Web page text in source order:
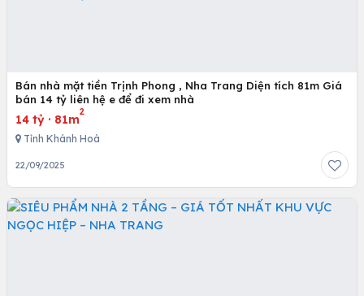
Bán nhà mặt tiền Trịnh Phong , Nha Trang Diện tích 81m Giá
bán 14 tỷ liên hệ e để đi xem nhà
14 tỷ · 81m
2
Tỉnh Khánh Hoà
22/09/2025